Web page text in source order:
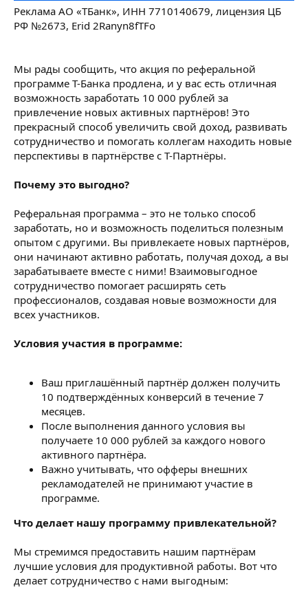
Реклама АО «ТБанк», ИНН 7710140679, лицензия ЦБ
РФ №2673, Erid 2Ranyn8fTFo
Мы рады сообщить, что акция по реферальной
программе Т-Банка продлена, и у вас есть отличная
возможность заработать 10 000 рублей за
привлечение новых активных партнёров! Это
прекрасный способ увеличить свой доход, развивать
сотрудничество и помогать коллегам находить новые
перспективы в партнёрстве с Т-Партнёры.
Почему это выгодно?
Реферальная программа – это не только способ
заработать, но и возможность поделиться полезным
опытом с другими. Вы привлекаете новых партнёров,
они начинают активно работать, получая доход, а вы
зарабатываете вместе с ними! Взаимовыгодное
сотрудничество помогает расширять сеть
профессионалов, создавая новые возможности для
всех участников.
Условия участия в программе:
Ваш приглашённый партнёр должен получить
10 подтверждённых конверсий в течение 7
месяцев.
После выполнения данного условия вы
получаете 10 000 рублей за каждого нового
активного партнёра.
Важно учитывать, что офферы внешних
рекламодателей не принимают участие в
программе.
Что делает нашу программу привлекательной?
Мы стремимся предоставить нашим партнёрам
лучшие условия для продуктивной работы. Вот что
делает сотрудничество с нами выгодным: